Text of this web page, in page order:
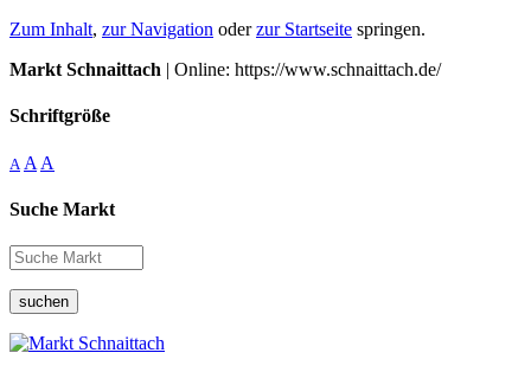
Zum Inhalt, zur Navigation oderzur Startseite springen.
Markt Schnaittach | Online: https://www.schnaittach.de/
Schriftgröße
A A A
Suche Markt
suchen